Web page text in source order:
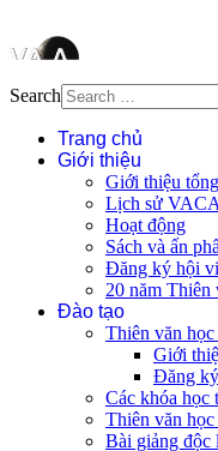
Search
Trang chủ
Giới thiệu
Giới thiệu
Lịch sử VACA
Hoạt động
Sách và ấn
Đăng ký hội
20 năm
Đào tạo
Thiên văn học
Giới
Đăng
Các khóa học
Thiên văn
Bài giảng độc